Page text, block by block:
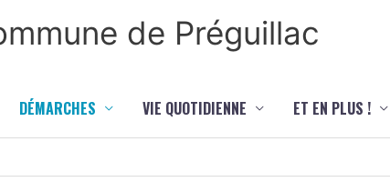
de Préguillac
DÉMARCHES VIE QUOTIDIENNE ET EN PLUS !